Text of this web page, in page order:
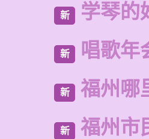
新 学琴的
新 唱歌年
新 福州哪
新 福州市